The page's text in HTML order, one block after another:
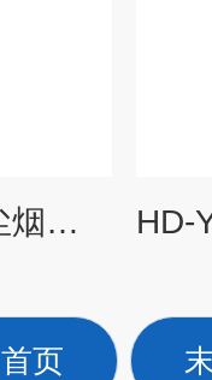
HD-YQ40低浓度烟尘烟气测试仪
首页